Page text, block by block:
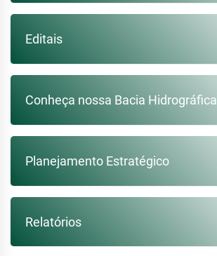
Editais
Conheça nossa Bacia Hidrográfica
Planejamento Estratégico
Relatórios